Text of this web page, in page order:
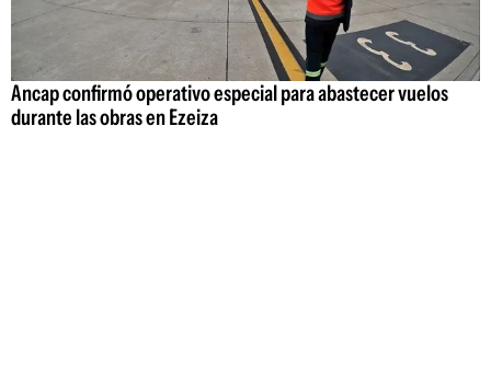
Ancap confirmó operativo especial para abastecer vuelos
durante las obras en Ezeiza